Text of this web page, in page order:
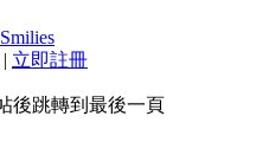
Smilies
| 立即註冊
後跳轉到最後一頁